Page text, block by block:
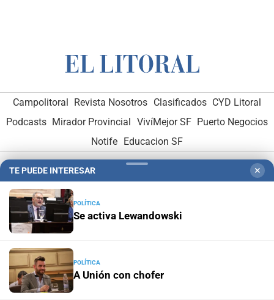
Campolitoral Revista Nosotros Clasificados CYD Litoral
Podcasts Mirador Provincial VivíMejor SF Puerto Negocios
Notife Educacion SF
Hemeroteca Digital (1930-1979)
Administración y Publicidad
Opcionales con El Litoral
TE PUEDE INTERESAR ✕
POLÍTICA
Se activa Lewandowski
POLÍTICA
A Unión con chofer